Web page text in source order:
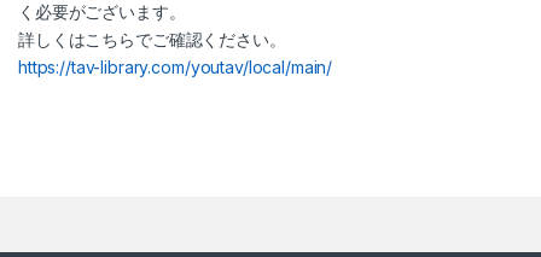
く必要がございます。
詳しくはこちらでご確認ください。
https://tav-library.com/youtav/local/main/